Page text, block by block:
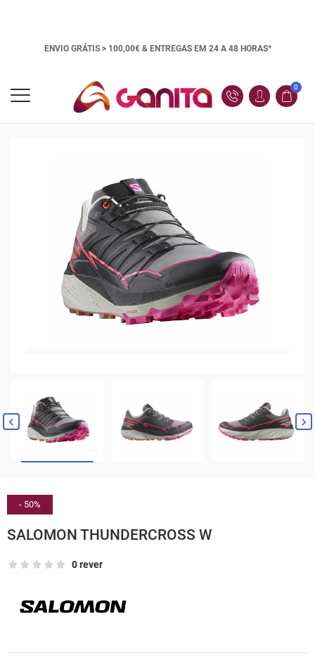
ENVIO GRÁTIS > 100,00€ & ENTREGAS EM 24 A 48 HORAS*
0
 
- 50%
SALOMON THUNDERCROSS W
0 rever